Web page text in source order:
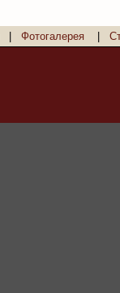
Фотогалерея